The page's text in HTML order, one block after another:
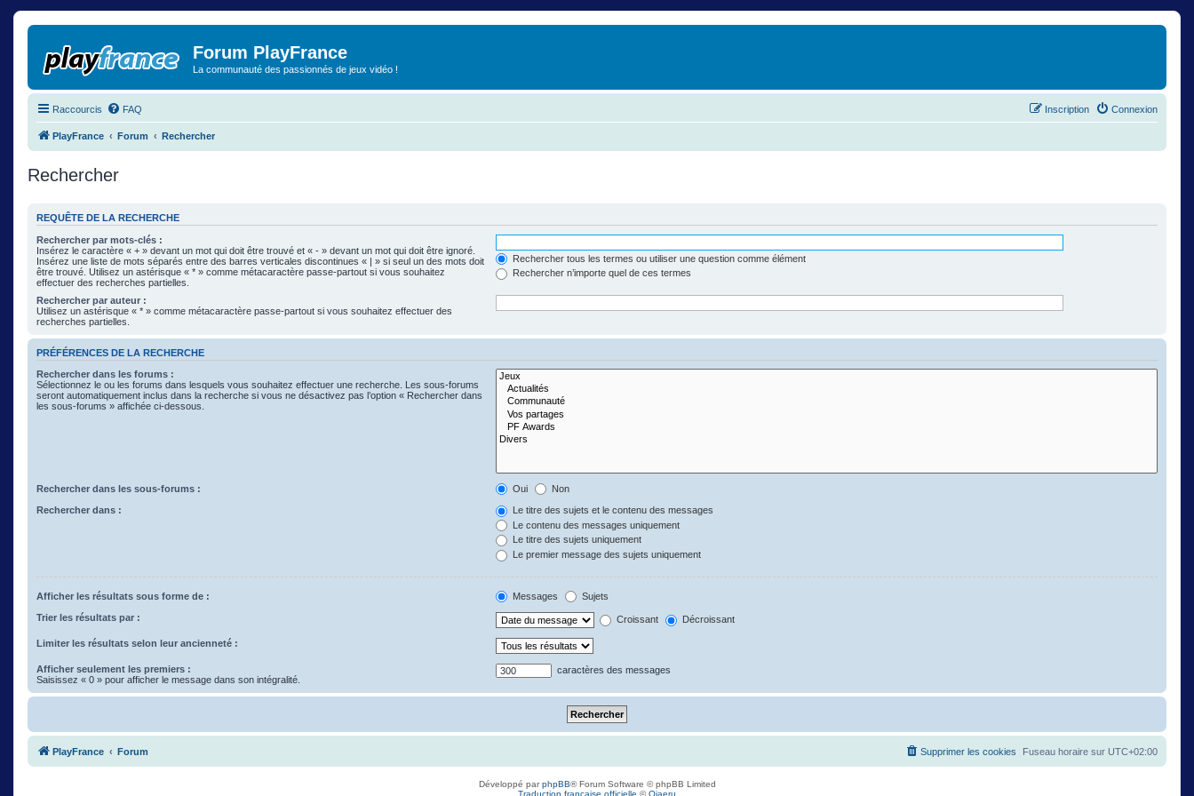
Forum PlayFrance
La communauté des passionnés de jeux vidéo !
Raccourcis FAQ Connexion
Inscription
PlayFrance Forum Rechercher
Rechercher
REQUÊTE DE LA RECHERCHE
Rechercher par mots-clés :
Insérez le caractère « + » devant un mot qui doit être trouvé et « - » devant un mot qui doit être ignoré.
Insérez une liste de mots séparés entre des barres verticales discontinues « | » si seul un des mots doit
être trouvé. Utilisez un astérisque « * » comme métacaractère passe-partout si vous souhaitez
effectuer des recherches partielles.
Rechercher tous les termes ou utiliser une question comme élément
Rechercher n’importe quel de ces termes
Rechercher par auteur :
Utilisez un astérisque « * » comme métacaractère passe-partout si vous souhaitez effectuer des
recherches partielles.
PRÉFÉRENCES DE LA RECHERCHE
Rechercher dans les forums :
Sélectionnez le ou les forums dans lesquels vous souhaitez effectuer une recherche. Les sous-forums
seront automatiquement inclus dans la recherche si vous ne désactivez pas l’option « Rechercher dans
les sous-forums » affichée ci-dessous.
Rechercher dans les sous-forums : Oui Non
Rechercher dans :
Le titre des sujets et le contenu des messages
Le contenu des messages uniquement
Le titre des sujets uniquement
Le premier message des sujets uniquement
Afficher les résultats sous forme de : Messages Sujets
Trier les résultats par : Croissant Décroissant
Limiter les résultats selon leur ancienneté :
Afficher seulement les premiers :
Saisissez « 0 » pour afficher le message dans son intégralité.
caractères des messages
PlayFrance Forum Fuseau horaire sur UTC+02:00
Supprimer les cookies
Développé parphpBB® Forum Software © phpBB Limited
Traduction française officielle ©Qiaeru